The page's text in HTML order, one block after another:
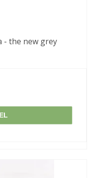
- the new grey